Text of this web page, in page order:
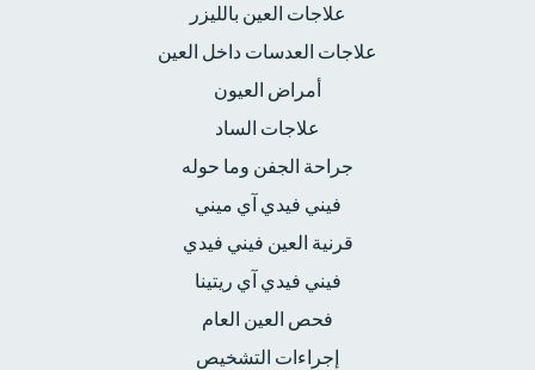
علاجات العين بالليزر
علاجات العدسات داخل العين
أمراض العيون
علاجات الساد
جراحة الجفن وما حوله
فيني فيدي آي ميني
قرنية العين فيني فيدي
فيني فيدي آي ريتينا
فحص العين العام
إجراءات التشخيص